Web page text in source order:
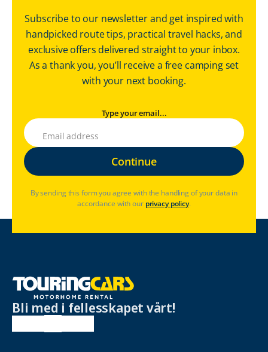
Subscribe to our newsletter and get inspired with
handpicked route tips, practical travel hacks, and
exclusive offers delivered straight to your inbox.
As a thank you, you’ll receive a free camping set
with your next booking.
Type your email...
By sending this form you agree with the handling of your data in
accordance with our privacy policy.
Bli med i fellesskapet vårt!